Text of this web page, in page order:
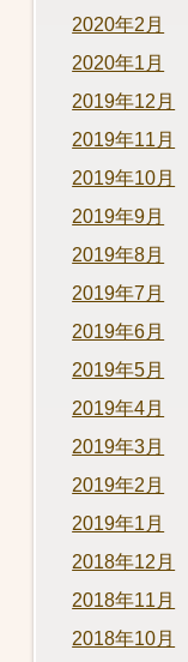
2020年2月
2020年1月
2019年12月
2019年11月
2019年10月
2019年9月
2019年8月
2019年7月
2019年6月
2019年5月
2019年4月
2019年3月
2019年2月
2019年1月
2018年12月
2018年11月
2018年10月